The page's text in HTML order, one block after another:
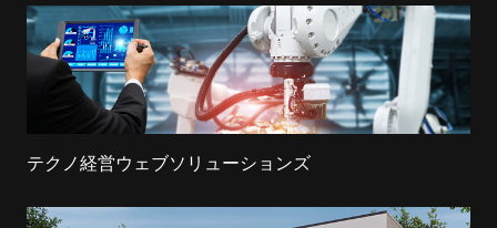
テクノ経営ウェブソリューションズ